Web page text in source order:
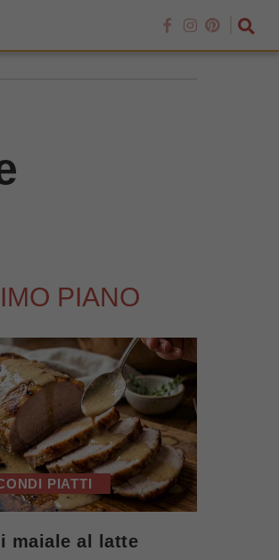
PIANO
PIATTI
maiale al latte